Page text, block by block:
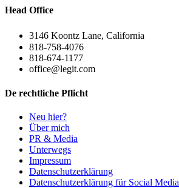
Head Office
3146 Koontz Lane, California
818-758-4076
818-674-1177
office@legit.com
De rechtliche Pflicht
Neu hier?
Über mich
PR & Media
Unterwegs
Impressum
Datenschutzerklärung
Datenschutzerklärung für Social Media